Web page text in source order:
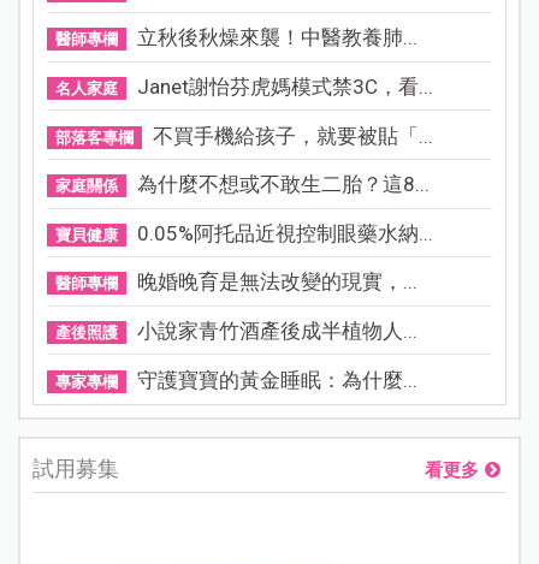
醫師專欄 立秋後秋燥來襲！中醫教養肺...
名人家庭 Janet謝怡芬虎媽模式禁3C，看...
部落客專欄 不買手機給孩子，就要被貼「...
家庭關係 為什麼不想或不敢生二胎？這8...
寶貝健康 0.05%阿托品近視控制眼藥水納...
醫師專欄 晚婚晚育是無法改變的現實，...
產後照護 小說家青竹酒產後成半植物人...
專家專欄 守護寶寶的黃金睡眠：為什麼...
試用募集 看更多